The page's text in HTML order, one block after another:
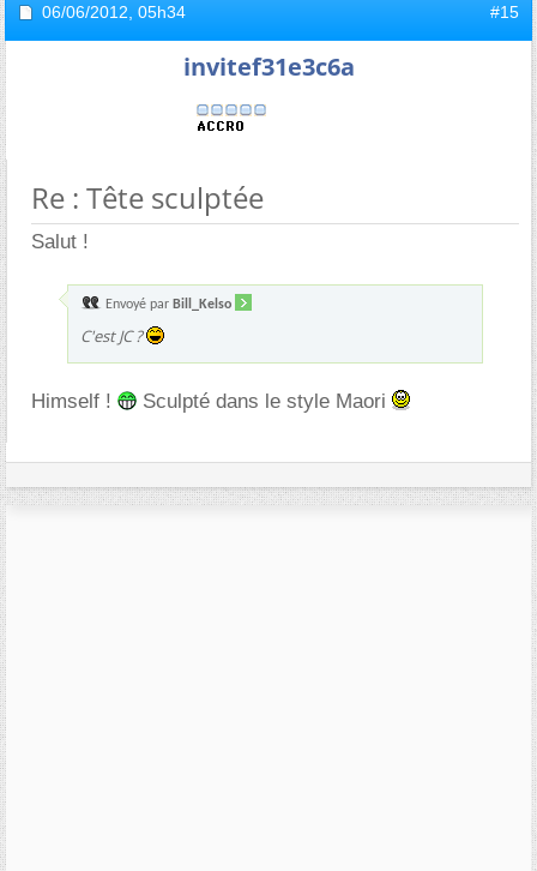
06/06/2012, 05h34 #15
invitef31e3c6a
Re : Tête sculptée
Salut !
Envoyé par Bill_Kelso
C'est JC ?
Himself ! Sculpté dans le style Maori